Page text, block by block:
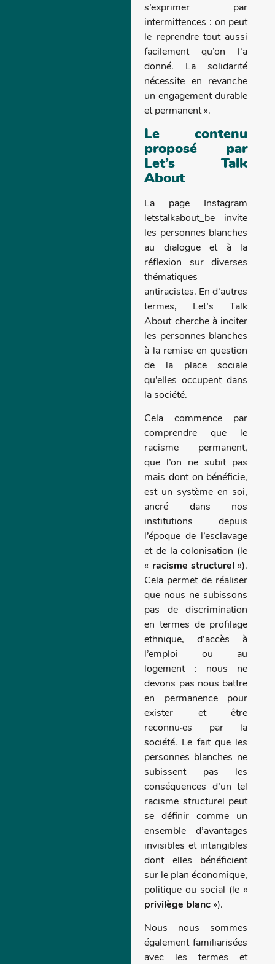
s’exprimer par
intermittences : on peut
le reprendre tout aussi
facilement qu’on l’a
donné. La solidarité
nécessite en revanche
un engagement durable
et permanent ».
Le contenu
proposé par
Let’s Talk
About
La page Instagram
letstalkabout_be invite
les personnes blanches
au dialogue et à la
réflexion sur diverses
thématiques
antiracistes. En d’autres
termes, Let’s Talk
About cherche à inciter
les personnes blanches
à la remise en question
de la place sociale
qu’elles occupent dans
la société.
Cela commence par
comprendre que le
racisme permanent,
que l’on ne subit pas
mais dont on bénéficie,
est un système en soi,
ancré dans nos
institutions depuis
l’époque de l’esclavage
et de la colonisation (le
« racisme structurel »).
Cela permet de réaliser
que nous ne subissons
pas de discrimination
en termes de profilage
ethnique, d’accès à
l’emploi ou au
logement : nous ne
devons pas nous battre
en permanence pour
exister et être
reconnu·es par la
société. Le fait que les
personnes blanches ne
subissent pas les
conséquences d’un tel
racisme structurel peut
se définir comme un
ensemble d’avantages
invisibles et intangibles
dont elles bénéficient
sur le plan économique,
politique ou social (le «
privilège blanc »).
Nous nous sommes
également familiarisées
avec les termes et